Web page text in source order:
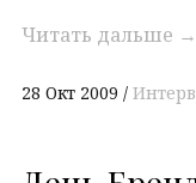
Читать дальше →
28 Окт 2009